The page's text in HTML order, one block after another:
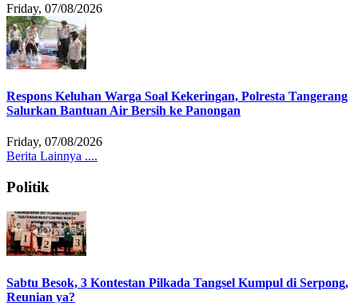
Friday, 07/08/2026
Respons Keluhan Warga Soal Kekeringan, Polresta Tangerang
Salurkan Bantuan Air Bersih ke Panongan
Friday, 07/08/2026
Berita Lainnya ....
Politik
Sabtu Besok, 3 Kontestan Pilkada Tangsel Kumpul di Serpong,
Reunian ya?